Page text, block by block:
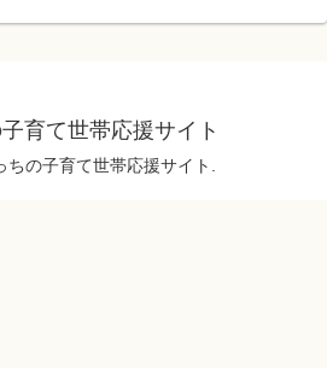
育て世帯応援サイト
の子育て世帯応援サイト.